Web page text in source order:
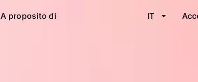
A proposito di IT